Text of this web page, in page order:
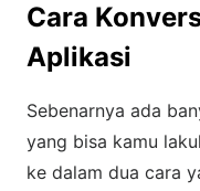
Cara
Aplikasi
Sebenarnya ada
yang bisa kamu
ke dalam dua cara